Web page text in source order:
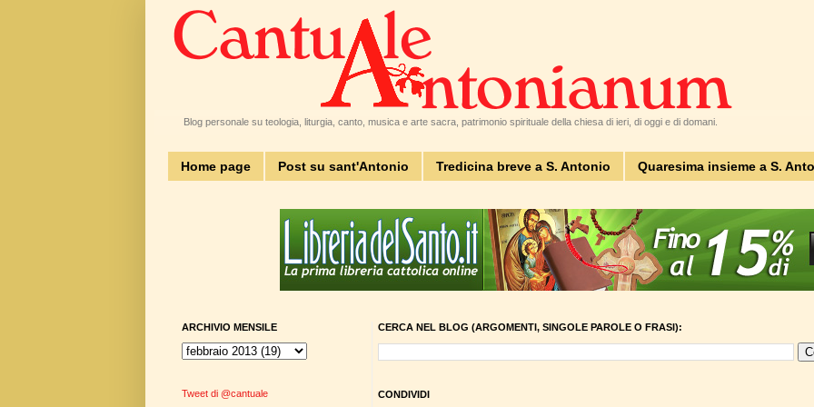
Blog personale su teologia, liturgia, canto, musica e arte sacra, patrimonio spirituale della chiesa di ieri, di oggi e di domani.
Home page Post su sant'Antonio Tredicina breve a S. Antonio Quaresima insieme a S.
CERCA NEL BLOG (ARGOMENTI, SINGOLE PAROLE O FRASI):
CONDIVIDI
ARCHIVIO MENSILE
Tweet di @cantuale